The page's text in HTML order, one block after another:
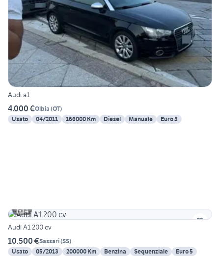
Audi a1
4.000 €Olbia (OT)
Usato
04/2011 166000 Km Diesel Manuale Euro 5
4
Audi A1 200 cv
10.500 €Sassari(SS)
Usato
05/2013 200000 Km Benzina Sequenziale Euro 5